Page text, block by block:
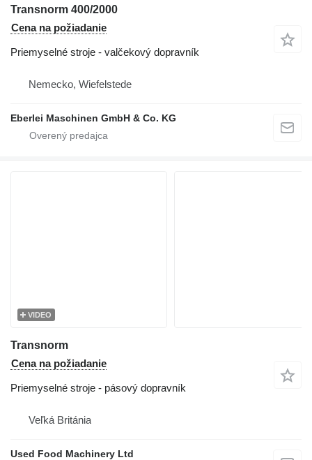
Transnorm 400/2000
Cena na požiadanie
Priemyselné stroje - valčekový dopravník
Nemecko, Wiefelstede
Eberlei Maschinen GmbH & Co. KG
VIDEO
Transnorm
Cena na požiadanie
Priemyselné stroje - pásový dopravník
Veľká Británia
Used Food Machinery Ltd